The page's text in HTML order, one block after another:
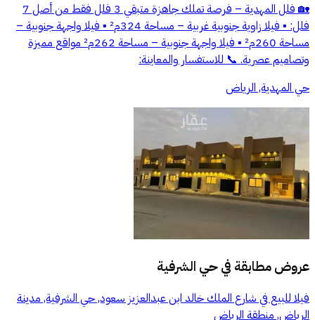
🏡 فلل المهدية – فرصة تملك جاهزة متبقي 3 فلل فقط من أصل 7
فلل: ▪️ فيلا زاوية جنوبية غربية – مساحة 324م² ▪️ فيلا واجهة جنوبية –
مساحة 260م² ▪️ فيلا واجهة جنوبية – مساحة 262م² مواقع مميزة
وتصاميم عصرية. 📞 للاستفسار والمعاينة:
حي المهدية, الرياض
عروض مطابقة فيحي الشرفية
فيلا للبيع في شارع الملك خالد ابن عبدالعزيز سعود, حي الشرفية, مدينة
الرياض, منطقة الرياض